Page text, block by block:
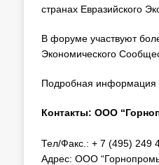
странах Евразийского
В форуме участвуют
Экономического
Подробная информация
Контакты: ООО
Тел/Факс.: + 7 (495) 249
Адрес: ООО